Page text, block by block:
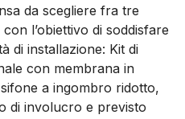
da scegliere fra tre
l’obiettivo di soddisfare
di installazione: Kit di
con membrana in
a ingombro ridotto,
di involucro e previsto